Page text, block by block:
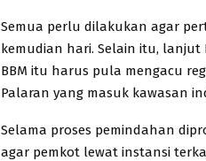
Semua perlu dilakukan agar
kemudian hari. Selain itu,
BBM itu harus pula mengacu
Palaran yang masuk kawasan
Selama proses pemindahan
agar pemkot lewat instansi